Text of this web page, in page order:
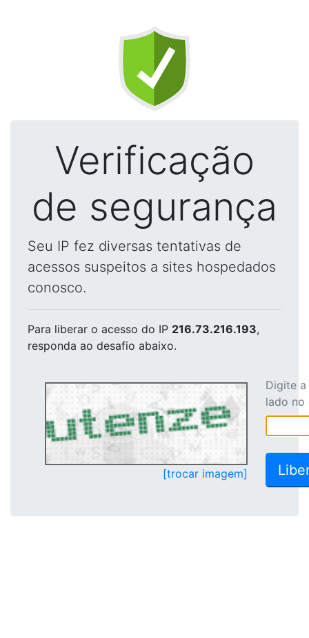
Verificação
de segurança
Seu IP fez diversas tentativas de
acessos suspeitos a sites hospedados
conosco.
Para liberar o acesso do IP 216.73.216.193,
responda ao desafio abaixo.
[trocar imagem]
Digite
lado no